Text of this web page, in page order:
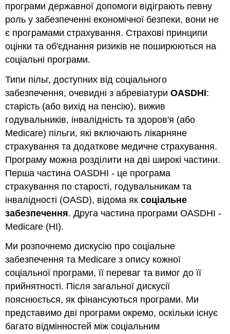
програми державної допомоги відіграють певну
роль у забезпеченні економічної безпеки, вони не
є програмами страхування. Страхові принципи
оцінки та об'єднання ризиків не поширюються на
соціальні програми.
Типи пільг, доступних від соціального
забезпечення, очевидні з абревіатуриOASDHI:
старість (або вихід на пенсію), вижив
годувальників, інвалідність та здоров'я (або
Medicare) пільги, які включають лікарняне
страхування та додаткове медичне страхування.
Програму можна розділити на дві широкі частини.
Перша частина OASDHI - це програма
страхування по старості, годувальникам та
інвалідності (OASD), відома яксоціальне
забезпечення. Друга частина програми OASDHI -
Medicare (HI).
Ми розпочнемо дискусію про соціальне
забезпечення та Medicare з опису кожної
соціальної програми, її переваг та вимог до її
прийнятності. Після загальної дискусії
пояснюється, як фінансуються програми. Ми
представимо дві програми окремо, оскільки існує
багато відмінностей між соціальним